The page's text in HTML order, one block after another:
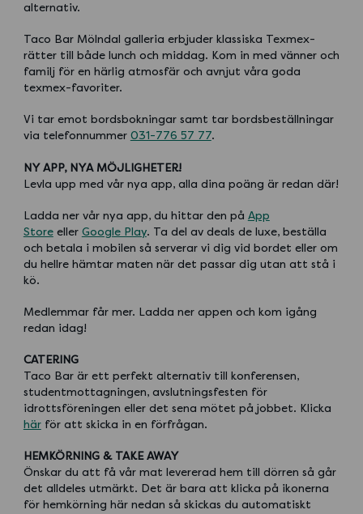
alternativ.
Taco Bar Mölndal galleria erbjuder klassiska Texmex-
rätter till både lunch och middag. Kom in med vänner och
familj för en härlig atmosfär och avnjut våra goda
texmex-favoriter.
Vi tar emot bordsbokningar samt tar bordsbeställningar
via telefonnummer 031-776 57 77.
NY APP, NYA MÖJLIGHETER!
Levla upp med vår nya app, alla dina poäng är redan där!
Ladda ner vår nya app, du hittar den på App
Storeeller Google Play. Ta del av deals de luxe, beställa
och betala i mobilen så serverar vi dig vid bordet eller om
du hellre hämtar maten när det passar dig utan att stå i
kö.
Medlemmar får mer. Ladda ner appen och kom igång
redan idag!
CATERING
Taco Bar är ett perfekt alternativ till konferensen,
studentmottagningen, avslutningsfesten för
idrottsföreningen eller det sena mötet på jobbet. Klicka
härför att skicka in en förfrågan.
HEMKÖRNING & TAKE AWAY
Önskar du att få vår mat levererad hem till dörren så går
det alldeles utmärkt. Det är bara att klicka på ikonerna
för hemkörning här nedan så skickas du automatiskt